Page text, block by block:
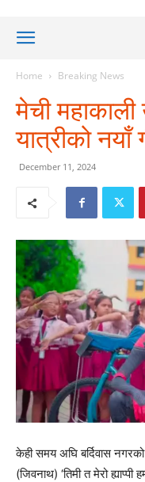
Home Breaking News
मेची
यात्रीको नयाँ
December 11, 2024
केही समय अघि बर्दिवास
(जिवनाथ) ‘तिमी त मेरो ह्याप्पी